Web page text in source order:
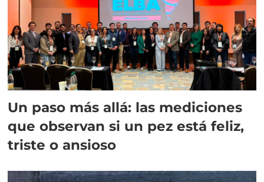
Un paso más allá: las mediciones
que observan si un pez está feliz,
triste o ansioso